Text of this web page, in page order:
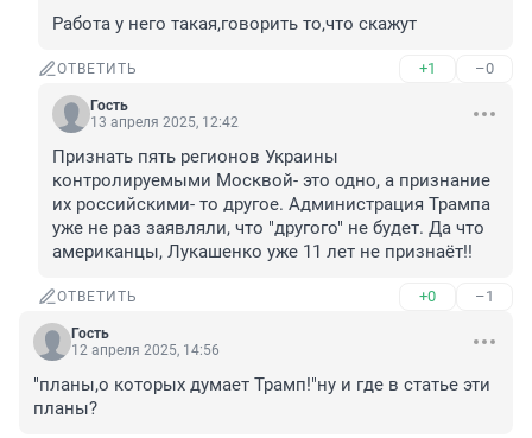
Работа у него такая,говорить то,что скажут
ОТВЕТИТЬ +1 –0
Гость
13 апреля 2025, 12:42
Признать пять регионов Украины
контролируемыми Москвой- это одно, а признание
их российскими- то другое. Администрация Трампа
уже не раз заявляли, что "другого" не будет. Да что
американцы, Лукашенко уже 11 лет не признаёт!!
ОТВЕТИТЬ +0 –1
Гость
12 апреля 2025, 14:56
"планы,о которых думает Трамп!"ну и где в статье эти
планы?